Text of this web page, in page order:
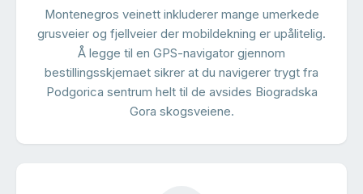
Montenegros veinett inkluderer mange umerkede
grusveier og fjellveier der mobildekning er upålitelig.
Å legge til en GPS-navigator gjennom
bestillingsskjemaet sikrer at du navigerer trygt fra
Podgorica sentrum helt til de avsides Biogradska
Gora skogsveiene.